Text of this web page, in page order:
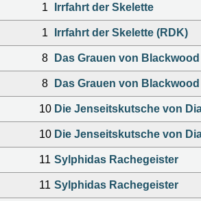
1 Irrfahrt der Skelette
1 Irrfahrt der Skelette (RDK)
8 Das Grauen von
8 Das Grauen von
10 Die Jenseitskutsche von
10 Die Jenseitskutsche von
11 Sylphidas Rachegeister
11 Sylphidas Rachegeister